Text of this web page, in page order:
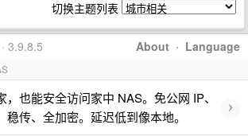
切换主题列表
About · Language
3.9.8.5
也能安全访问家中 NAS。免公网 IP、
传、全加密。延迟低到像本地。
›